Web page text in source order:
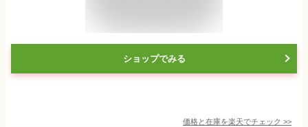
ショップでみる
価格と在庫を楽天でチェック >>